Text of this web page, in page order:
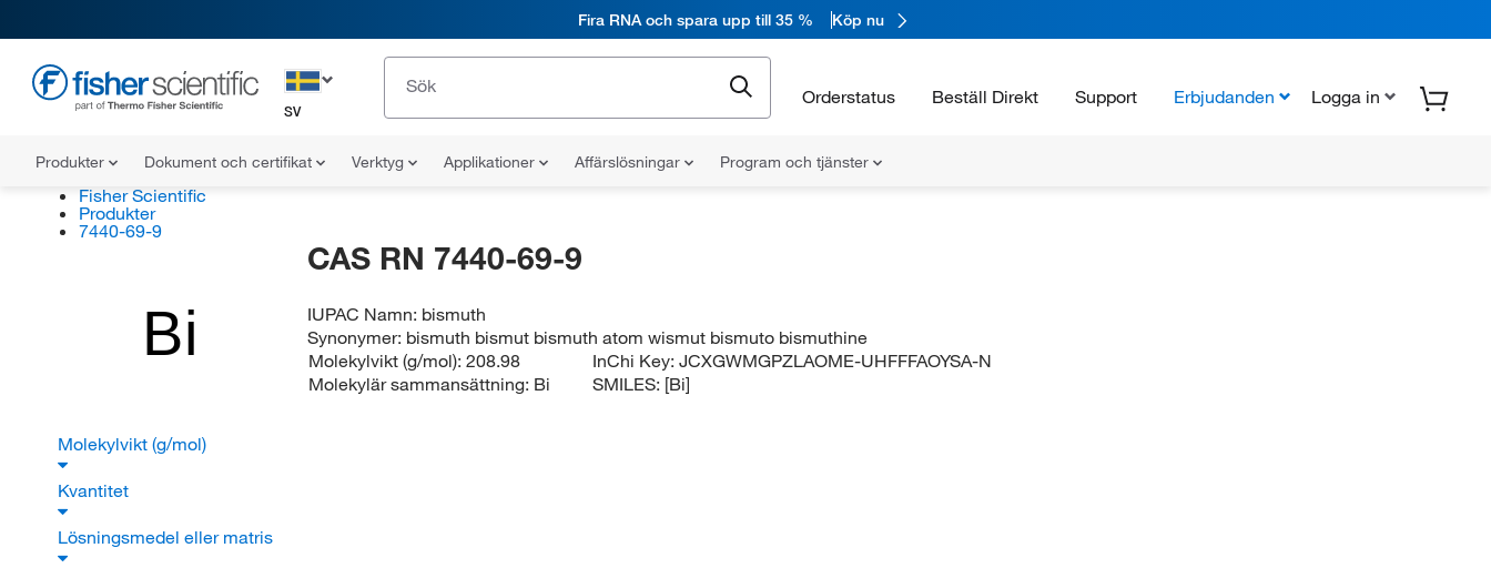
Fira RNA och spara upp till 35 % Köp nu
SV
Orderstatus Beställ Direkt Support Erbjudanden Logga in
Produkter Dokument och certifikat Verktyg Applikationer Affärslösningar Program och tjänster
Fisher Scientific
Produkter
7440-69-9
Bi
CAS RN 7440-69-9
IUPAC Namn: bismuth
Synonymer: bismuth bismut bismuth atom wismut bismuto bismuthine
Molekylvikt (g/mol): 208.98
Molekylär sammansättning: Bi
InChi Key:JCXGWMGPZLAOME-UHFFFAOYSA-N
SMILES: [Bi]
Molekylvikt (g/mol)
Kvantitet
Lösningsmedel eller matris